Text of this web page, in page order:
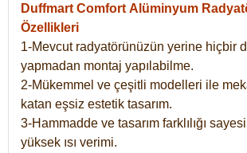
Duffmart Comfort Alüminyum
Özellikleri
1-Mevcut radyatörünüzün yerine hiçbir
yapmadan montaj yapılabilme.
2-Mükemmel ve çeşitli modelleri ile
katan eşsiz estetik tasarım.
3-Hammadde ve tasarım farklılığı
yüksek ısı verimi.